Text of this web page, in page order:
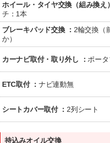
ホイール・タイヤ交換（組み換え
チ：1本
ブレーキパッド交換 ： 2輪交換（
か）
カーナビ取付・取り外し ： ポー
ETC取付 ：ナビ連動無
シートカバー取付 ： 2列シート
持込みオイル交換